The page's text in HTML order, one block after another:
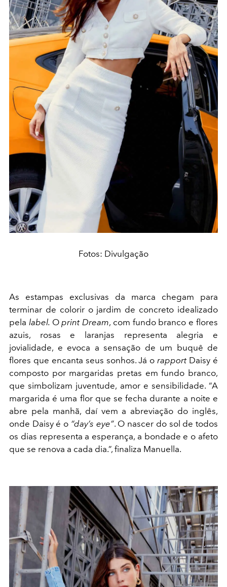
Fotos: Divulgação
As estampas exclusivas da marca chegam para
terminar de colorir o jardim de concreto idealizado
pela label. Oprint Dream, com fundo branco e flores
azuis, rosas e laranjas representa alegria e
jovialidade, e evoca a sensação de um buquê de
flores que encanta seus sonhos. Já orapport Daisy é
composto por margaridas pretas em fundo branco,
que simbolizam juventude, amor e sensibilidade. “A
margarida é uma flor que se fecha durante a noite e
abre pela manhã, daí vem a abreviação do inglês,
onde Daisy é o “day’s eye”. O nascer do sol de todos
os dias representa a esperança, a bondade e o afeto
que se renova a cada dia.”, finaliza Manuella.